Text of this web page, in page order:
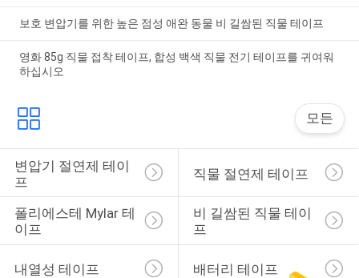
보호 변압기를 위한 높은 점성 애완 동물 비 길쌈된 직물 테이프
영화 85g 직물 접착 테이프, 합성 백색 직물 전기 테이프를 귀여워
하십시오
모든
변압기 절연제 테이
프
직물 절연제 테이프
폴리에스테 Mylar 테
이프
비 길쌈된 직물 테이
프
내열성 테이프 배터리 테이프